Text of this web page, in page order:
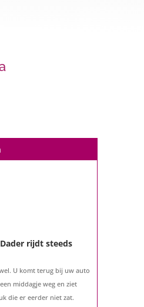
rijdt steeds
U komt terug bij uw auto
middagje weg en ziet
die er eerder niet zat.